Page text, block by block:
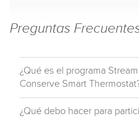
Preguntas
¿Qué es el programa Stream
Conserve Smart
¿Qué debo hacer para